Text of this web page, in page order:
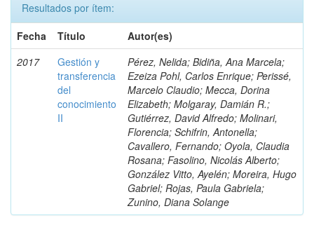
Resultados por ítem:
Fecha
Título
Autor(es)
2017
Gestión y
transferencia
del
conocimiento
II
Pérez, Nelida; Bidiña, Ana Marcela;
Ezeiza Pohl, Carlos Enrique; Perissé,
Marcelo Claudio; Mecca, Dorina
Elizabeth; Molgaray, Damián R.;
Gutiérrez, David Alfredo; Molinari,
Florencia; Schifrin, Antonella;
Cavallero, Fernando; Oyola, Claudia
Rosana; Fasolino, Nicolás Alberto;
González Vitto, Ayelén; Moreira, Hugo
Gabriel; Rojas, Paula Gabriela;
Zunino, Diana Solange